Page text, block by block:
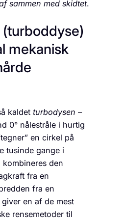
sammen med skidtet.
mekanisk
kaldet turbodysen –
0° nålestråle i hurtig
en cirkel på
tusinde gange i
kombineres den
fra en
fra en
en af de mest
rensemetoder til